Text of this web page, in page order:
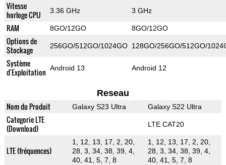
Vitesse
horloge CPU
3.36 GHz 3 GHz
RAM 8GO/12GO 8GO/12GO
Options de
Stockage
256GO/512GO/1024GO 128GO/256GO/512GO/
Système
d'Exploitation Android 13 Android 12
Reseau
Nom du Produit Galaxy S23 Ultra Galaxy S22 Ultra
Categorie LTE
(Download)
LTE CAT20
LTE (fréquences)
1, 12, 13, 17, 2, 20,
28, 3, 34, 38, 39, 4,
40, 41, 5, 7, 8
1, 12, 13, 17, 2, 20,
28, 3, 34, 38, 39, 4,
40, 41, 5, 7, 8